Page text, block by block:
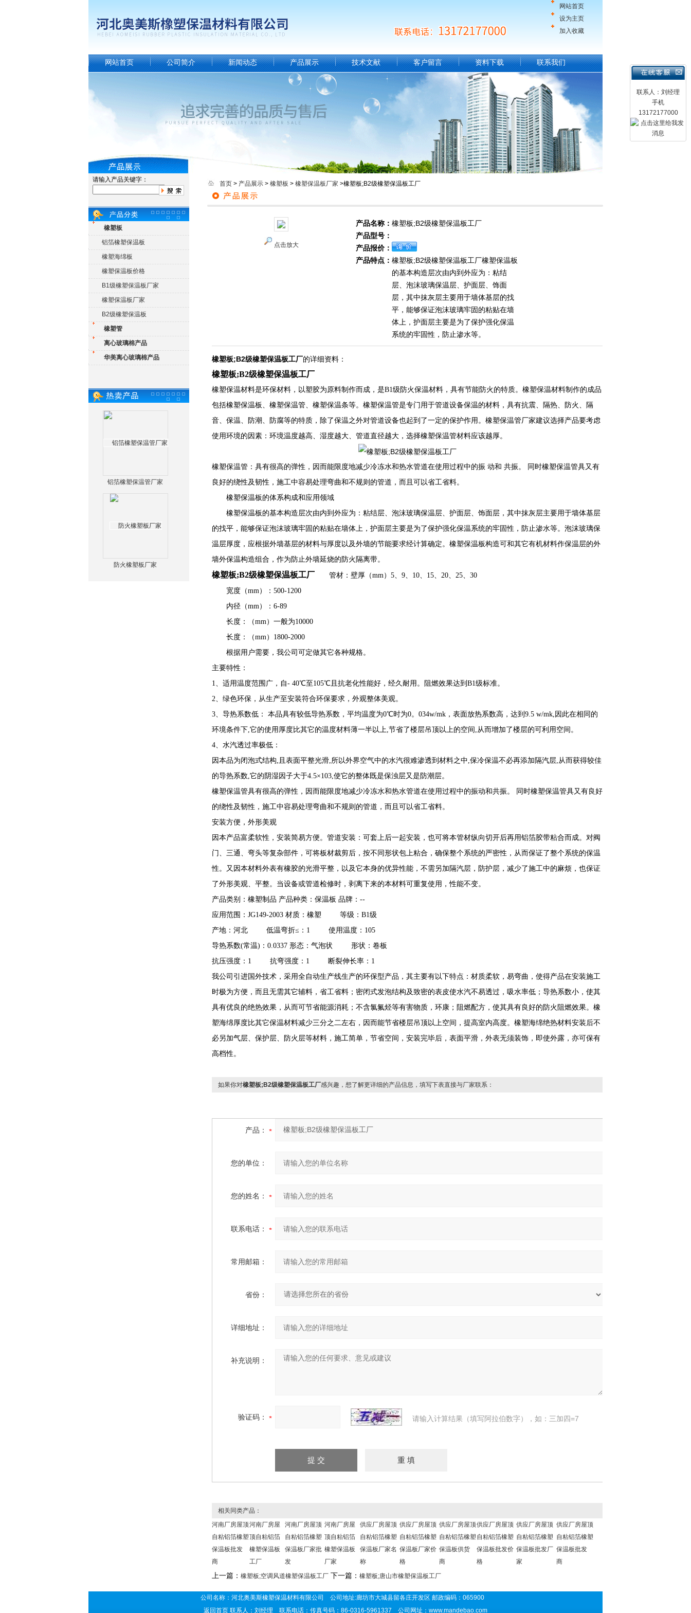
网站首页
设为主页
加入收藏
联系人：刘经理
手机
13172177000
网站首页 公司简介 新闻动态 产品展示 技术文献 客户留言 资料下载 联系我们
请输入产品关键字：
橡塑板
铝箔橡塑保温板
橡塑海绵板
橡塑保温板价格
B1级橡塑保温板厂家
橡塑保温板厂家
B2级橡塑保温板
橡塑管
离心玻璃棉产品
华美离心玻璃棉产品
铝箔橡塑保温管厂家
防火橡塑板厂家
首页 > 产品展示 > 橡塑板 > 橡塑保温板厂家 >橡塑板;B2级橡塑保温板工厂
点击放大
产品名称： 橡塑板;B2级橡塑保温板工厂
产品型号：
产品报价：
产品特点： 橡塑板;B2级橡塑保温板工厂橡塑保温板
的基本构造层次由内到外应为：粘结
层、泡沫玻璃保温层、护面层、饰面
层，其中抹灰层主要用于墙体基层的找
平，能够保证泡沫玻璃牢固的粘贴在墙
体上，护面层主要是为了保护强化保温
系统的牢固性，防止渗水等。
橡塑板;B2级橡塑保温板工厂的详细资料：
橡塑板;B2级橡塑保温板工厂
橡塑保温材料是环保材料，以塑胶为原料制作而成，是B1级防火保温材料，具有节能防火的特质。橡塑保温材料制作的成品
包括橡塑保温板、橡塑保温管、橡塑保温条等。橡塑保温管是专门用于管道设备保温的材料，具有抗震、隔热、防火、隔
音、保温、防潮、防腐等的特质，除了保温之外对管道设备也起到了一定的保护作用。橡塑保温管厂家建议选择产品要考虑
使用环境的因素：环境温度越高、湿度越大、管道直径越大，选择橡塑保温管材料应该越厚。
橡塑保温管：具有很高的弹性，因而能限度地减少冷冻水和热水管道在使用过程中的振 动和 共振。 同时橡塑保温管具又有
良好的绕性及韧性，施工中容易处理弯曲和不规则的管道，而且可以省工省料。
橡塑保温板的体系构成和应用领域
橡塑保温板的基本构造层次由内到外应为：粘结层、泡沫玻璃保温层、护面层、饰面层，其中抹灰层主要用于墙体基层
的找平，能够保证泡沫玻璃牢固的粘贴在墙体上，护面层主要是为了保护强化保温系统的牢固性，防止渗水等。泡沫玻璃保
温层厚度，应根据外墙基层的材料与厚度以及外墙的节能要求经计算确定。橡塑保温板构造可和其它有机材料作保温层的外
墙外保温构造组合，作为防止外墙延烧的防火隔离带。
橡塑板;B2级橡塑保温板工厂 管材：壁厚（mm）5、9、10、15、20、25、30
宽度（mm）：500-1200
内径（mm）：6-89
长度：（mm）一般为10000
长度：（mm）1800-2000
根据用户需要，我公司可定做其它各种规格。
主要特性：
1、适用温度范围广，自- 40℃至105℃且抗老化性能好，经久耐用。阻燃效果达到B1级标准。
2、绿色环保，从生产至安装符合环保要求，外观整体美观。
3、导热系数低： 本品具有较低导热系数，平均温度为0℃时为0。034w/mk，表面放热系数高，达到9.5 w/mk,因此在相同的
环境条件下,它的使用厚度比其它的温度材料薄一半以上,节省了楼层吊顶以上的空间,从而增加了楼层的可利用空间。
4、水汽透过率极低：
因本品为闭泡式结构,且表面平整光滑,所以外界空气中的水汽很难渗透到材料之中,保冷保温不必再添加隔汽层,从而获得较佳
的导热系数,它的阴湿因子大于4.5×103,使它的整体既是保浊层又是防潮层。
橡塑保温管具有很高的弹性，因而能限度地减少冷冻水和热水管道在使用过程中的振动和共振。 同时橡塑保温管具又有良好
的绕性及韧性，施工中容易处理弯曲和不规则的管道，而且可以省工省料。
安装方便，外形美观
因本产品富柔软性，安装简易方便。管道安装：可套上后一起安装，也可将本管材纵向切开后再用铝箔胶带粘合而成。对阀
门、三通、弯头等复杂部件，可将板材裁剪后，按不同形状包上粘合，确保整个系统的严密性，从而保证了整个系统的保温
性。又因本材料外表有橡胶的光滑平整，以及它本身的优异性能，不需另加隔汽层，防护层，减少了施工中的麻烦，也保证
了外形美观、平整。当设备或管道检修时，剥离下来的本材料可重复使用，性能不变。
产品类别：橡塑制品 产品种类：保温板 品牌：--
应用范围：JG149-2003 材质：橡塑 等级：B1级
产地：河北 低温弯折≤：1 使用温度：105
导热系数(常温)：0.0337 形态：气泡状 形状：卷板
抗压强度：1 抗弯强度：1 断裂伸长率：1
我公司引进国外技术，采用全自动生产线生产的环保型产品，其主要有以下特点：材质柔软，易弯曲，使得产品在安装施工
时极为方便，而且无需其它辅料，省工省料；密闭式发泡结构及致密的表皮使水汽不易透过，吸水率低；导热系数小，使其
具有优良的绝热效果，从而可节省能源消耗；不含氯氟烃等有害物质，环康；阻燃配方，使其具有良好的防火阻燃效果。橡
塑海绵厚度比其它保温材料减少三分之二左右，因而能节省楼层吊顶以上空间，提高室内高度。橡塑海绵绝热材料安装后不
必另加气层、保护层、防火层等材料，施工简单，节省空间，安装完毕后，表面平滑，外表无须装饰，即使外露，亦可保有
高档性。
如果你对橡塑板;B2级橡塑保温板工厂感兴趣，想了解更详细的产品信息，填写下表直接与厂家联系：
产品：
您的单位：
您的姓名：
联系电话：
常用邮箱：
省份：
详细地址：
补充说明：
验证码： 请输入计算结果（填写阿拉伯数字），如：三加四=7
相关同类产品：
河南厂房屋顶
自粘铝箔橡塑
保温板批发
商
河南厂房屋
顶自粘铝箔
橡塑保温板
工厂
河南厂房屋顶
自粘铝箔橡塑
保温板厂家批
发
河南厂房屋
顶自粘铝箔
橡塑保温板
厂家
供应厂房屋顶
自粘铝箔橡塑
保温板厂家名
称
供应厂房屋顶
自粘铝箔橡塑
保温板厂家价
格
供应厂房屋顶
自粘铝箔橡塑
保温板供货
商
供应厂房屋顶
自粘铝箔橡塑
保温板批发价
格
供应厂房屋顶
自粘铝箔橡塑
保温板批发厂
家
供应厂房屋顶
自粘铝箔橡塑
保温板批发
商
上一篇： 橡塑板;空调风道橡塑保温板工厂 下一篇： 橡塑板;唐山市橡塑保温板工厂
公司名称：河北奥美斯橡塑保温材料有限公司 公司地址:廊坊市大城县留各庄开发区 邮政编码：065900
返回首页 联系人：刘经理 联系电话：传真号码：86-0316-5961337 公司网址： www.mandebao.com